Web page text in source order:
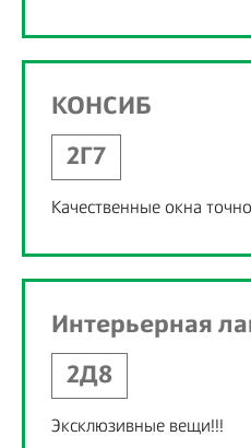
КОНСИБ
2Г7
Качественные окна
Интерьерная
2Д8
Эксклюзивные вещи!!!